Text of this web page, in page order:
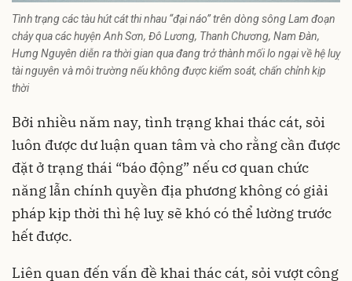
Tình trạng các tàu hút cát thi nhau “đại náo” trên dòng sông Lam đoạn
chảy qua các huyện Anh Sơn, Đô Lương, Thanh Chương, Nam Đàn,
Hưng Nguyên diễn ra thời gian qua đang trở thành mối lo ngại về hệ luỵ
tài nguyên và môi trường nếu không được kiểm soát, chấn chỉnh kịp
thời
Bởi nhiều năm nay, tình trạng khai thác cát, sỏi
luôn được dư luận quan tâm và cho rằng cần được
đặt ở trạng thái “báo động” nếu cơ quan chức
năng lẫn chính quyền địa phương không có giải
pháp kịp thời thì hệ luỵ sẽ khó có thể lường trước
hết được.
Liên quan đến vấn đề khai thác cát, sỏi vượt công